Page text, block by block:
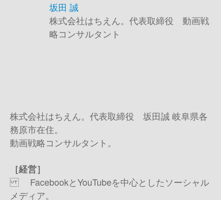
坂田 誠
株式会社はちえん。代表取締役 動画戦
略コンサルタント
株式会社はちえん。代表取締役 坂田誠 岐阜県各
務原市在住。
動画戦略コンサルタント。
［経営］
FacebookとYouTubeを中心としたソーシャル
メディア。